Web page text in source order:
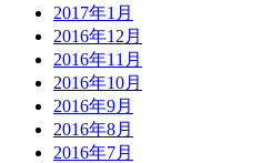
2017年1月
2016年12月
2016年11月
2016年10月
2016年9月
2016年8月
2016年7月